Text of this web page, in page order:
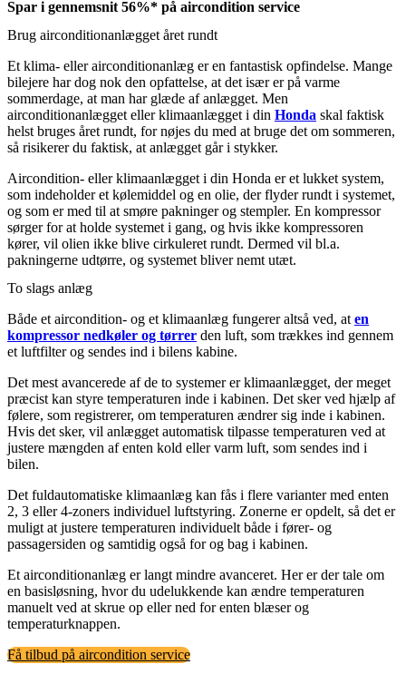
Spar i gennemsnit 56%* på aircondition service
Brug airconditionanlægget året rundt
Et klima- eller airconditionanlæg er en fantastisk opfindelse. Mange
bilejere har dog nok den opfattelse, at det især er på varme
sommerdage, at man har glæde af anlægget. Men
airconditionanlægget eller klimaanlægget i din Honda skal faktisk
helst bruges året rundt, for nøjes du med at bruge det om sommeren,
så risikerer du faktisk, at anlægget går i stykker.
Aircondition- eller klimaanlægget i din Honda er et lukket system,
som indeholder et kølemiddel og en olie, der flyder rundt i systemet,
og som er med til at smøre pakninger og stempler. En kompressor
sørger for at holde systemet i gang, og hvis ikke kompressoren
kører, vil olien ikke blive cirkuleret rundt. Dermed vil bl.a.
pakningerne udtørre, og systemet bliver nemt utæt.
To slags anlæg
Både et aircondition- og et klimaanlæg fungerer altså ved, at en
kompressor nedkøler og tørrer den luft, som trækkes ind gennem
et luftfilter og sendes ind i bilens kabine.
Det mest avancerede af de to systemer er klimaanlægget, der meget
præcist kan styre temperaturen inde i kabinen. Det sker ved hjælp af
følere, som registrerer, om temperaturen ændrer sig inde i kabinen.
Hvis det sker, vil anlægget automatisk tilpasse temperaturen ved at
justere mængden af enten kold eller varm luft, som sendes ind i
bilen.
Det fuldautomatiske klimaanlæg kan fås i flere varianter med enten
2, 3 eller 4-zoners individuel luftstyring. Zonerne er opdelt, så det er
muligt at justere temperaturen individuelt både i fører- og
passagersiden og samtidig også for og bag i kabinen.
Et airconditionanlæg er langt mindre avanceret. Her er der tale om
en basisløsning, hvor du udelukkende kan ændre temperaturen
manuelt ved at skrue op eller ned for enten blæser og
temperaturknappen.
Få tilbud på aircondition service